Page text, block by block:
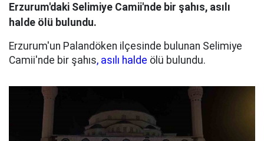
Erzurum'daki Selimiye Camii'nde bir şahıs, asılı
halde ölü bulundu.
Erzurum'un Palandöken ilçesinde bulunan Selimiye
Camii'nde bir şahıs, asılı halde ölü bulundu.